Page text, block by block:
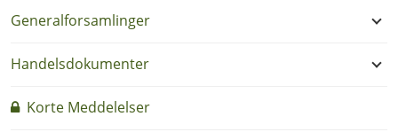
Generalforsamlinger
Handelsdokumenter
Korte Meddelelser